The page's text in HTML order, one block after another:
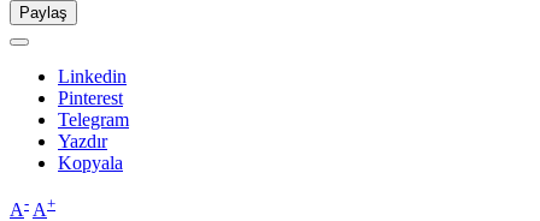
Paylaş
Linkedin
Pinterest
Telegram
Yazdır
Kopyala
A- A+